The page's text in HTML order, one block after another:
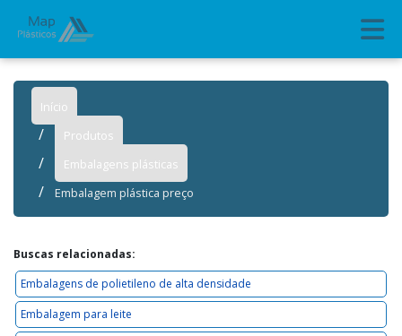
Início
Produtos
Embalagens plásticas
Embalagem plástica preço
Buscas relacionadas:
Embalagens de polietileno de alta densidade
Embalagem para leite